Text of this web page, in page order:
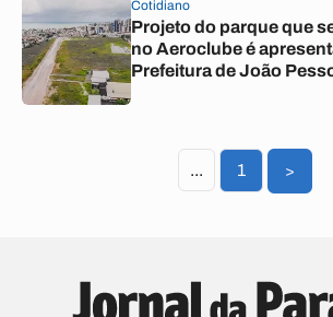
Cotidiano
Projeto do parque que
no Aeroclube é
Prefeitura de João
... 1 >